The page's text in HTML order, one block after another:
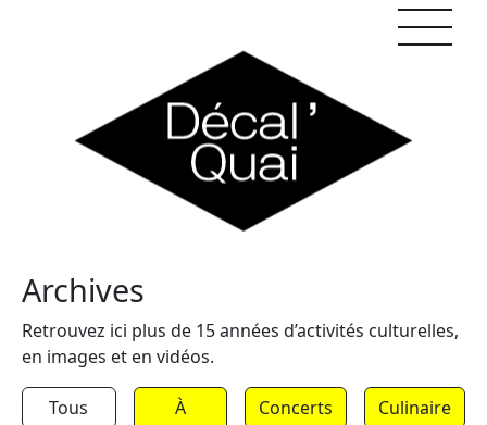
Archives
Retrouvez ici plus de 15 années d’activités culturelles,
en images et en vidéos.
Tous
À
Concerts Culinaire